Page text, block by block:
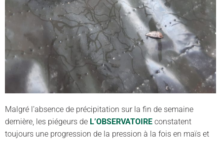
Malgré l’absence de précipitation sur la fin de semaine
dernière, les piégeurs de L’OBSERVATOIRE constatent
toujours une progression de la pression à la fois en maïs et